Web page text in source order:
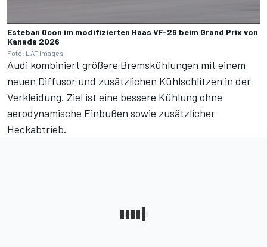
Esteban Ocon im modifizierten Haas VF-26 beim Grand Prix von
Kanada 2026
Foto: LAT Images
Audi kombiniert größere Bremskühlungen mit einem
neuen Diffusor und zusätzlichen Kühlschlitzen in der
Verkleidung. Ziel ist eine bessere Kühlung ohne
aerodynamische Einbußen sowie zusätzlicher
Heckabtrieb.